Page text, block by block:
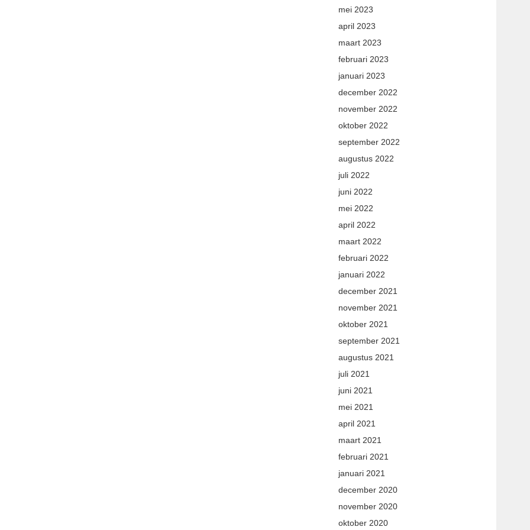
mei 2023
april 2023
maart 2023
februari 2023
januari 2023
december 2022
november 2022
oktober 2022
september 2022
augustus 2022
juli 2022
juni 2022
mei 2022
april 2022
maart 2022
februari 2022
januari 2022
december 2021
november 2021
oktober 2021
september 2021
augustus 2021
juli 2021
juni 2021
mei 2021
april 2021
maart 2021
februari 2021
januari 2021
december 2020
november 2020
oktober 2020